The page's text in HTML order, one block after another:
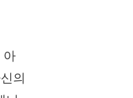
아
의